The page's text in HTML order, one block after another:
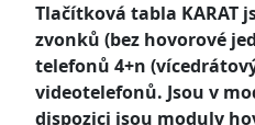
Tlačítková tabla KARAT
zvonků (bez hovorové
telefonů 4+n
videotelefonů. Jsou v
dispozici jsou moduly